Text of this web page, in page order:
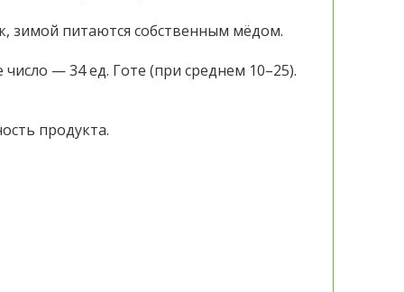
зимой питаются собственным мёдом.
— 34 ед. Готе (при среднем 10–25).
продукта.